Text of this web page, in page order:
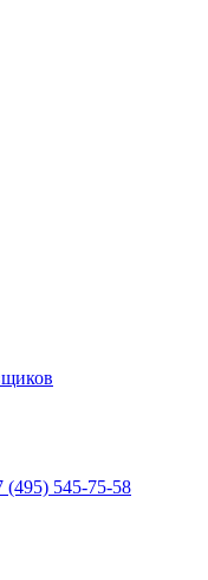
(495) 545-75-58